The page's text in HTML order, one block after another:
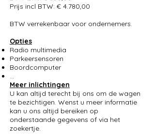
Prijs incl BTW: € 4.780,00
BTW verrekenbaar voor ondernemers.
Opties
Radio multimedia
Parkeersensoren
Boordcomputer
...
Meer inlichtingen
U kan altijd terecht bij ons om de wagen
te bezichtigen. Wenst u meer informatie
kan u ons altijd bereiken op
onderstaande gegevens of via het
zoekertje.